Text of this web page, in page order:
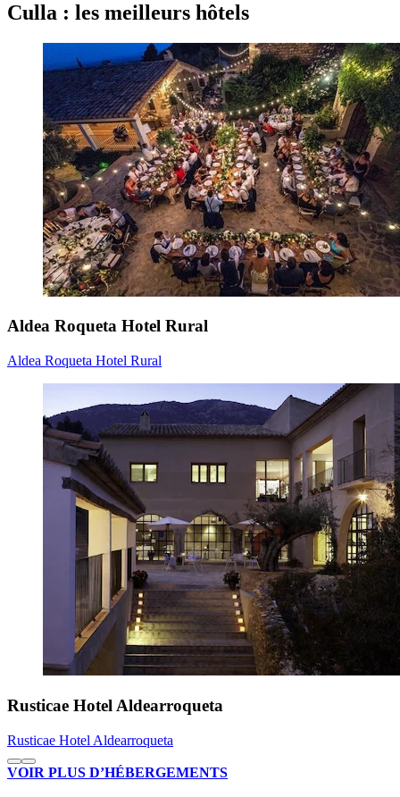
Culla : les meilleurs hôtels
Aldea Roqueta Hotel Rural
Aldea Roqueta Hotel Rural
Rusticae Hotel Aldearroqueta
Rusticae Hotel Aldearroqueta
VOIR PLUS D’HÉBERGEMENTS